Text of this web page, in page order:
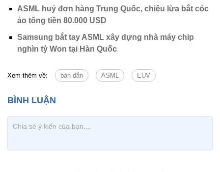
ASML huỷ đơn hàng Trung Quốc, chiêu lừa bắt cóc
ảo tống tiền 80.000 USD
Samsung bắt tay ASML xây dựng nhà máy chip
nghìn tỷ Won tại Hàn Quốc
Xem thêm về: bán dẫn ASML EUV